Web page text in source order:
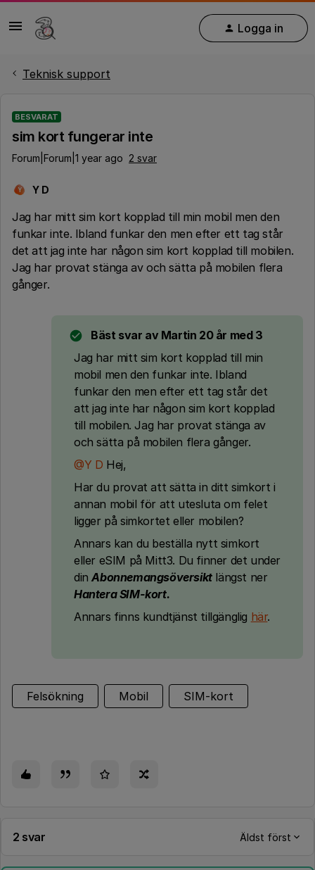
Logga in
Teknisk support
BESVARAT
sim kort fungerar inte
Forum|Forum|1 year ago 2 svar
Y Y D
Jag har mitt sim kort kopplad till min mobil men den
funkar inte. Ibland funkar den men efter ett tag står
det att jag inte har någon sim kort kopplad till mobilen.
Jag har provat stänga av och sätta på mobilen flera
gånger.
Bäst svar av Martin 20 år med 3
Jag har mitt sim kort kopplad till min
mobil men den funkar inte. Ibland
funkar den men efter ett tag står det
att jag inte har någon sim kort kopplad
till mobilen. Jag har provat stänga av
och sätta på mobilen flera gånger.
@Y D Hej,
Har du provat att sätta in ditt simkort i
annan mobil för att utesluta om felet
ligger på simkortet eller mobilen?
Annars kan du beställa nytt simkort
eller eSIM på Mitt3. Du finner det under
dinAbonnemangsöversiktlängst ner
Hantera SIM-kort.
Annars finns kundtjänst tillgänglig här.
Felsökning Mobil SIM-kort
2 svar Äldst först